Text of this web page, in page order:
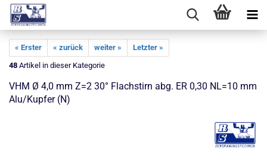
« Erster « zurück weiter »
Letzter »
48 Artikel in dieser Kategorie
VHM Ø 4,0 mm Z=2 30° Flachstirn abg. ER 0,30 NL=10 mm
Alu/Kupfer (N)